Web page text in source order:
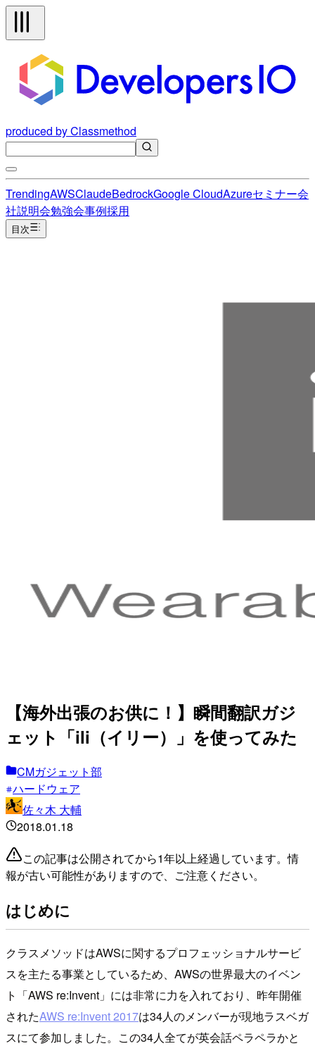
produced by Classmethod
TrendingAWSClaudeBedrockGoogle CloudAzureセミナー会
社説明会勉強会事例採用
目次
【海外出張のお供に！】瞬間翻訳ガジ
ェット「ili（イリー）」を使ってみた
CMガジェット部
ハードウェア
佐々木 大輔
2018.01.18
この記事は公開されてから1年以上経過しています。情
報が古い可能性がありますので、ご注意ください。
はじめに
クラスメソッドはAWSに関するプロフェッショナルサービ
スを主たる事業としているため、AWSの世界最大のイベン
ト「AWS re:Invent」には非常に力を入れており、昨年開催
されたAWS re:Invent 2017は34人のメンバーが現地ラスベガ
スにて参加しました。この34人全てが英会話ペラペラかと